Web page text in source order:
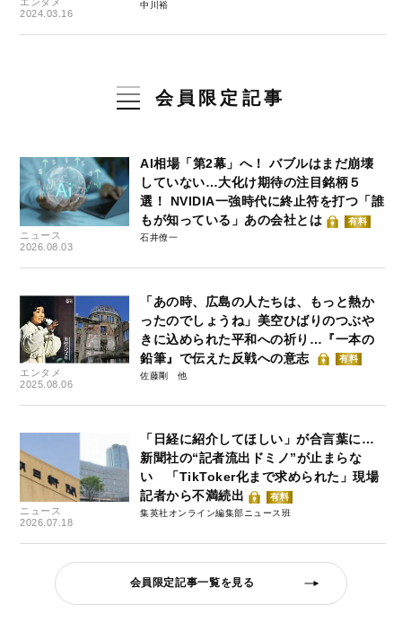
2024.03.16
中川裕
会員限定記事
ニュース
2026.08.03
AI相場「第2幕」へ！ バブルはまだ崩壊
していない…大化け期待の注目銘柄５
選！ NVIDIA一強時代に終止符を打つ「誰
もが知っている」あの会社とは
有料
石井僚一
エンタメ
2025.08.06
「あの時、広島の人たちは、もっと熱か
ったのでしょうね」美空ひばりのつぶや
きに込められた平和への祈り…『一本の
鉛筆』で伝えた反戦への意志
有料
佐藤剛
ニュース
2026.07.18
「日経に紹介してほしい」が合言葉に…
新聞社の“記者流出ドミノ”が止まらな
い 「TikToker化まで求められた」現場
記者から不満続出
有料
集英社オンライン編集部ニュース班
会員限定記事一覧を見る